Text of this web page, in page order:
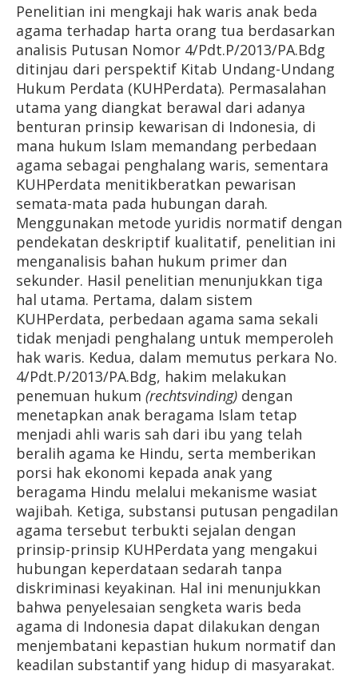
Penelitian ini mengkaji hak waris anak beda
agama terhadap harta orang tua berdasarkan
analisis Putusan Nomor 4/Pdt.P/2013/PA.Bdg
ditinjau dari perspektif Kitab Undang-Undang
Hukum Perdata (KUHPerdata). Permasalahan
utama yang diangkat berawal dari adanya
benturan prinsip kewarisan di Indonesia, di
mana hukum Islam memandang perbedaan
agama sebagai penghalang waris, sementara
KUHPerdata menitikberatkan pewarisan
semata-mata pada hubungan darah.
Menggunakan metode yuridis normatif dengan
pendekatan deskriptif kualitatif, penelitian ini
menganalisis bahan hukum primer dan
sekunder. Hasil penelitian menunjukkan tiga
hal utama. Pertama, dalam sistem
KUHPerdata, perbedaan agama sama sekali
tidak menjadi penghalang untuk memperoleh
hak waris. Kedua, dalam memutus perkara No.
4/Pdt.P/2013/PA.Bdg, hakim melakukan
penemuan hukum (rechtsvinding)dengan
menetapkan anak beragama Islam tetap
menjadi ahli waris sah dari ibu yang telah
beralih agama ke Hindu, serta memberikan
porsi hak ekonomi kepada anak yang
beragama Hindu melalui mekanisme wasiat
wajibah. Ketiga, substansi putusan pengadilan
agama tersebut terbukti sejalan dengan
prinsip-prinsip KUHPerdata yang mengakui
hubungan keperdataan sedarah tanpa
diskriminasi keyakinan. Hal ini menunjukkan
bahwa penyelesaian sengketa waris beda
agama di Indonesia dapat dilakukan dengan
menjembatani kepastian hukum normatif dan
keadilan substantif yang hidup di masyarakat.